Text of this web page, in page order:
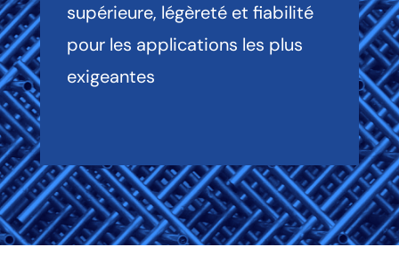
supérieure, légèreté et fiabilité
pour les applications les plus
exigeantes